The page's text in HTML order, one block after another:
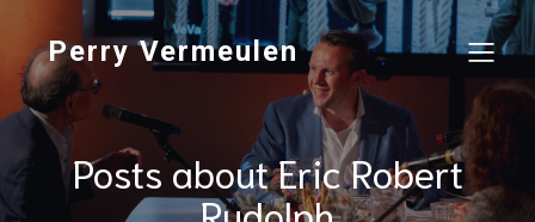
Perry Vermeulen
Posts about Eric Robert